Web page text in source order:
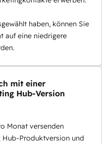
haben, können Sie
auf eine niedrigere
mit einer
Hub-Version
Monat versenden
Hub-Produktversion und